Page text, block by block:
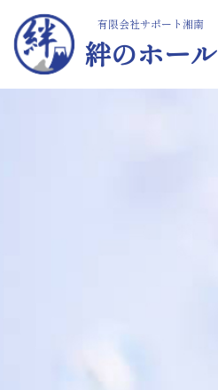
有限会社サポート湘南
絆のホール